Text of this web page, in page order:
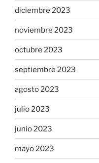
diciembre 2023
noviembre 2023
octubre 2023
septiembre 2023
agosto 2023
julio 2023
junio 2023
mayo 2023